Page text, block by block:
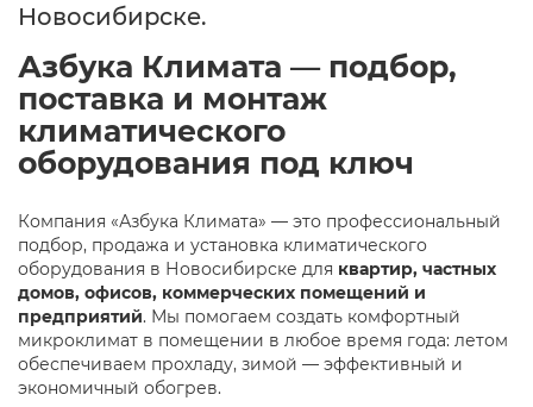
Новосибирске.
Азбука Климата — подбор,
поставка и монтаж
климатического
оборудования под ключ
Компания «Азбука Климата» — это профессиональный
подбор, продажа и установка климатического
оборудования в Новосибирске для квартир, частных
домов, офисов, коммерческих помещений и
предприятий. Мы помогаем создать комфортный
микроклимат в помещении в любое время года: летом
обеспечиваем прохладу, зимой — эффективный и
экономичный обогрев.